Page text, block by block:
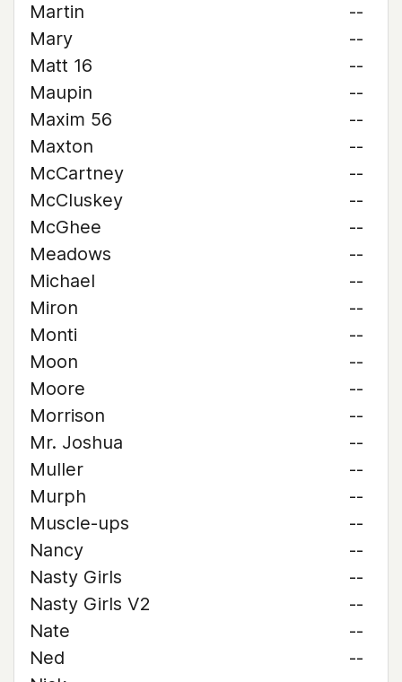
Martin
--
Mary
--
Matt 16
--
Maupin
--
Maxim 56
--
Maxton
--
McCartney
--
McCluskey
--
McGhee
--
Meadows
--
Michael
--
Miron
--
Monti
--
Moon
--
Moore
--
Morrison
--
Mr. Joshua
--
Muller
--
Murph
--
Muscle-ups
--
Nancy
--
Nasty Girls
--
Nasty Girls V2
--
Nate
--
Ned
--